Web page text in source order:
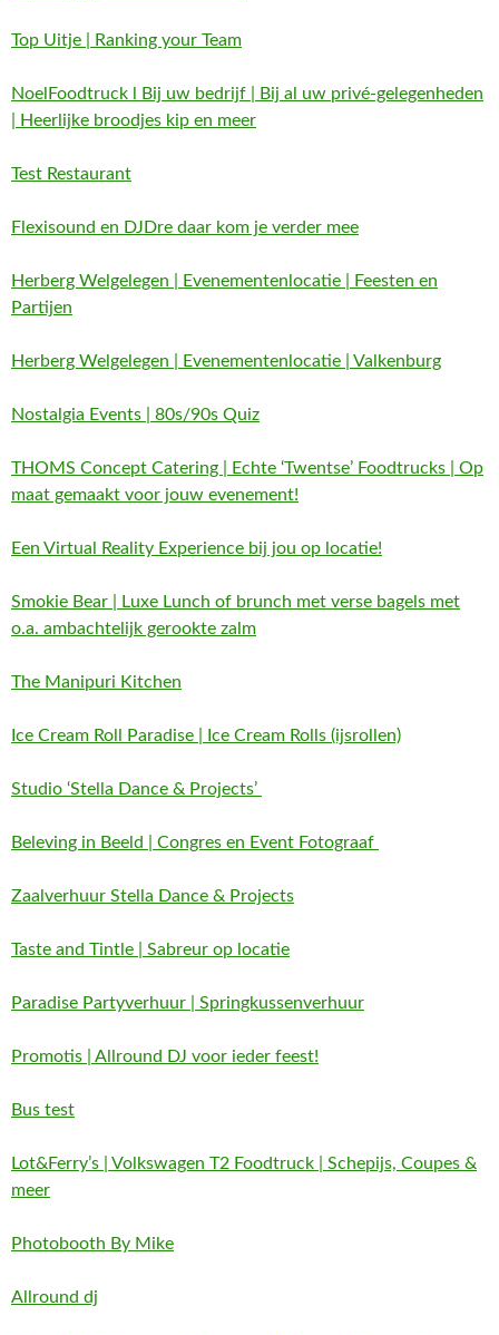
Top Uitje | Ranking your Team
NoelFoodtruck l Bij uw bedrijf | Bij al uw privé-gelegenheden
| Heerlijke broodjes kip en meer
Test Restaurant
Flexisound en DJDre daar kom je verder mee
Herberg Welgelegen | Evenementenlocatie | Feesten en
Partijen
Herberg Welgelegen | Evenementenlocatie | Valkenburg
Nostalgia Events | 80s/90s Quiz
THOMS Concept Catering | Echte ‘Twentse’ Foodtrucks | Op
maat gemaakt voor jouw evenement!
Een Virtual Reality Experience bij jou op locatie!
Smokie Bear | Luxe Lunch of brunch met verse bagels met
o.a. ambachtelijk gerookte zalm
The Manipuri Kitchen
Ice Cream Roll Paradise | Ice Cream Rolls (ijsrollen)
Studio ‘Stella Dance & Projects’
Beleving in Beeld | Congres en Event Fotograaf
Zaalverhuur Stella Dance & Projects
Taste and Tintle | Sabreur op locatie
Paradise Partyverhuur | Springkussenverhuur
Promotis | Allround DJ voor ieder feest!
Bus test
Lot&Ferry’s | Volkswagen T2 Foodtruck | Schepijs, Coupes &
meer
Photobooth By Mike
Allround dj